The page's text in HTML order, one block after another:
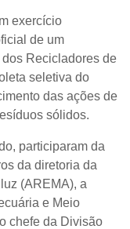
exercício
de um
Recicladores de
seletiva do
das ações de
sólidos.
participaram da
da diretoria da
(AREMA), a
e Meio
chefe da Divisão